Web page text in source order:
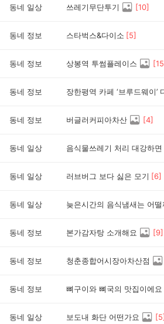
동네 일상 쓰레기무단투기 [10]
동네 정보 스타벅스&다이소 [5]
동네 정보 상봉역 투썸플레이스 [15
동네 정보 장한평역 카페 ‘브루드웨이’
동네 정보 버글러커피아차산 [4]
동네 일상 음식물쓰레기 처리 대강하
동네 일상 러브버그 보다 싫은 모기 [6]
동네 일상 늦은시간의 음식냄새는 어떨
동네 정보 본가감자탕 소개해요 [9]
동네 정보 청춘종합어시장아차산점
동네 정보 뼈구이와 뼈국의 맛집이에요
동네 일상 보도내 화단 어떤가요 [5